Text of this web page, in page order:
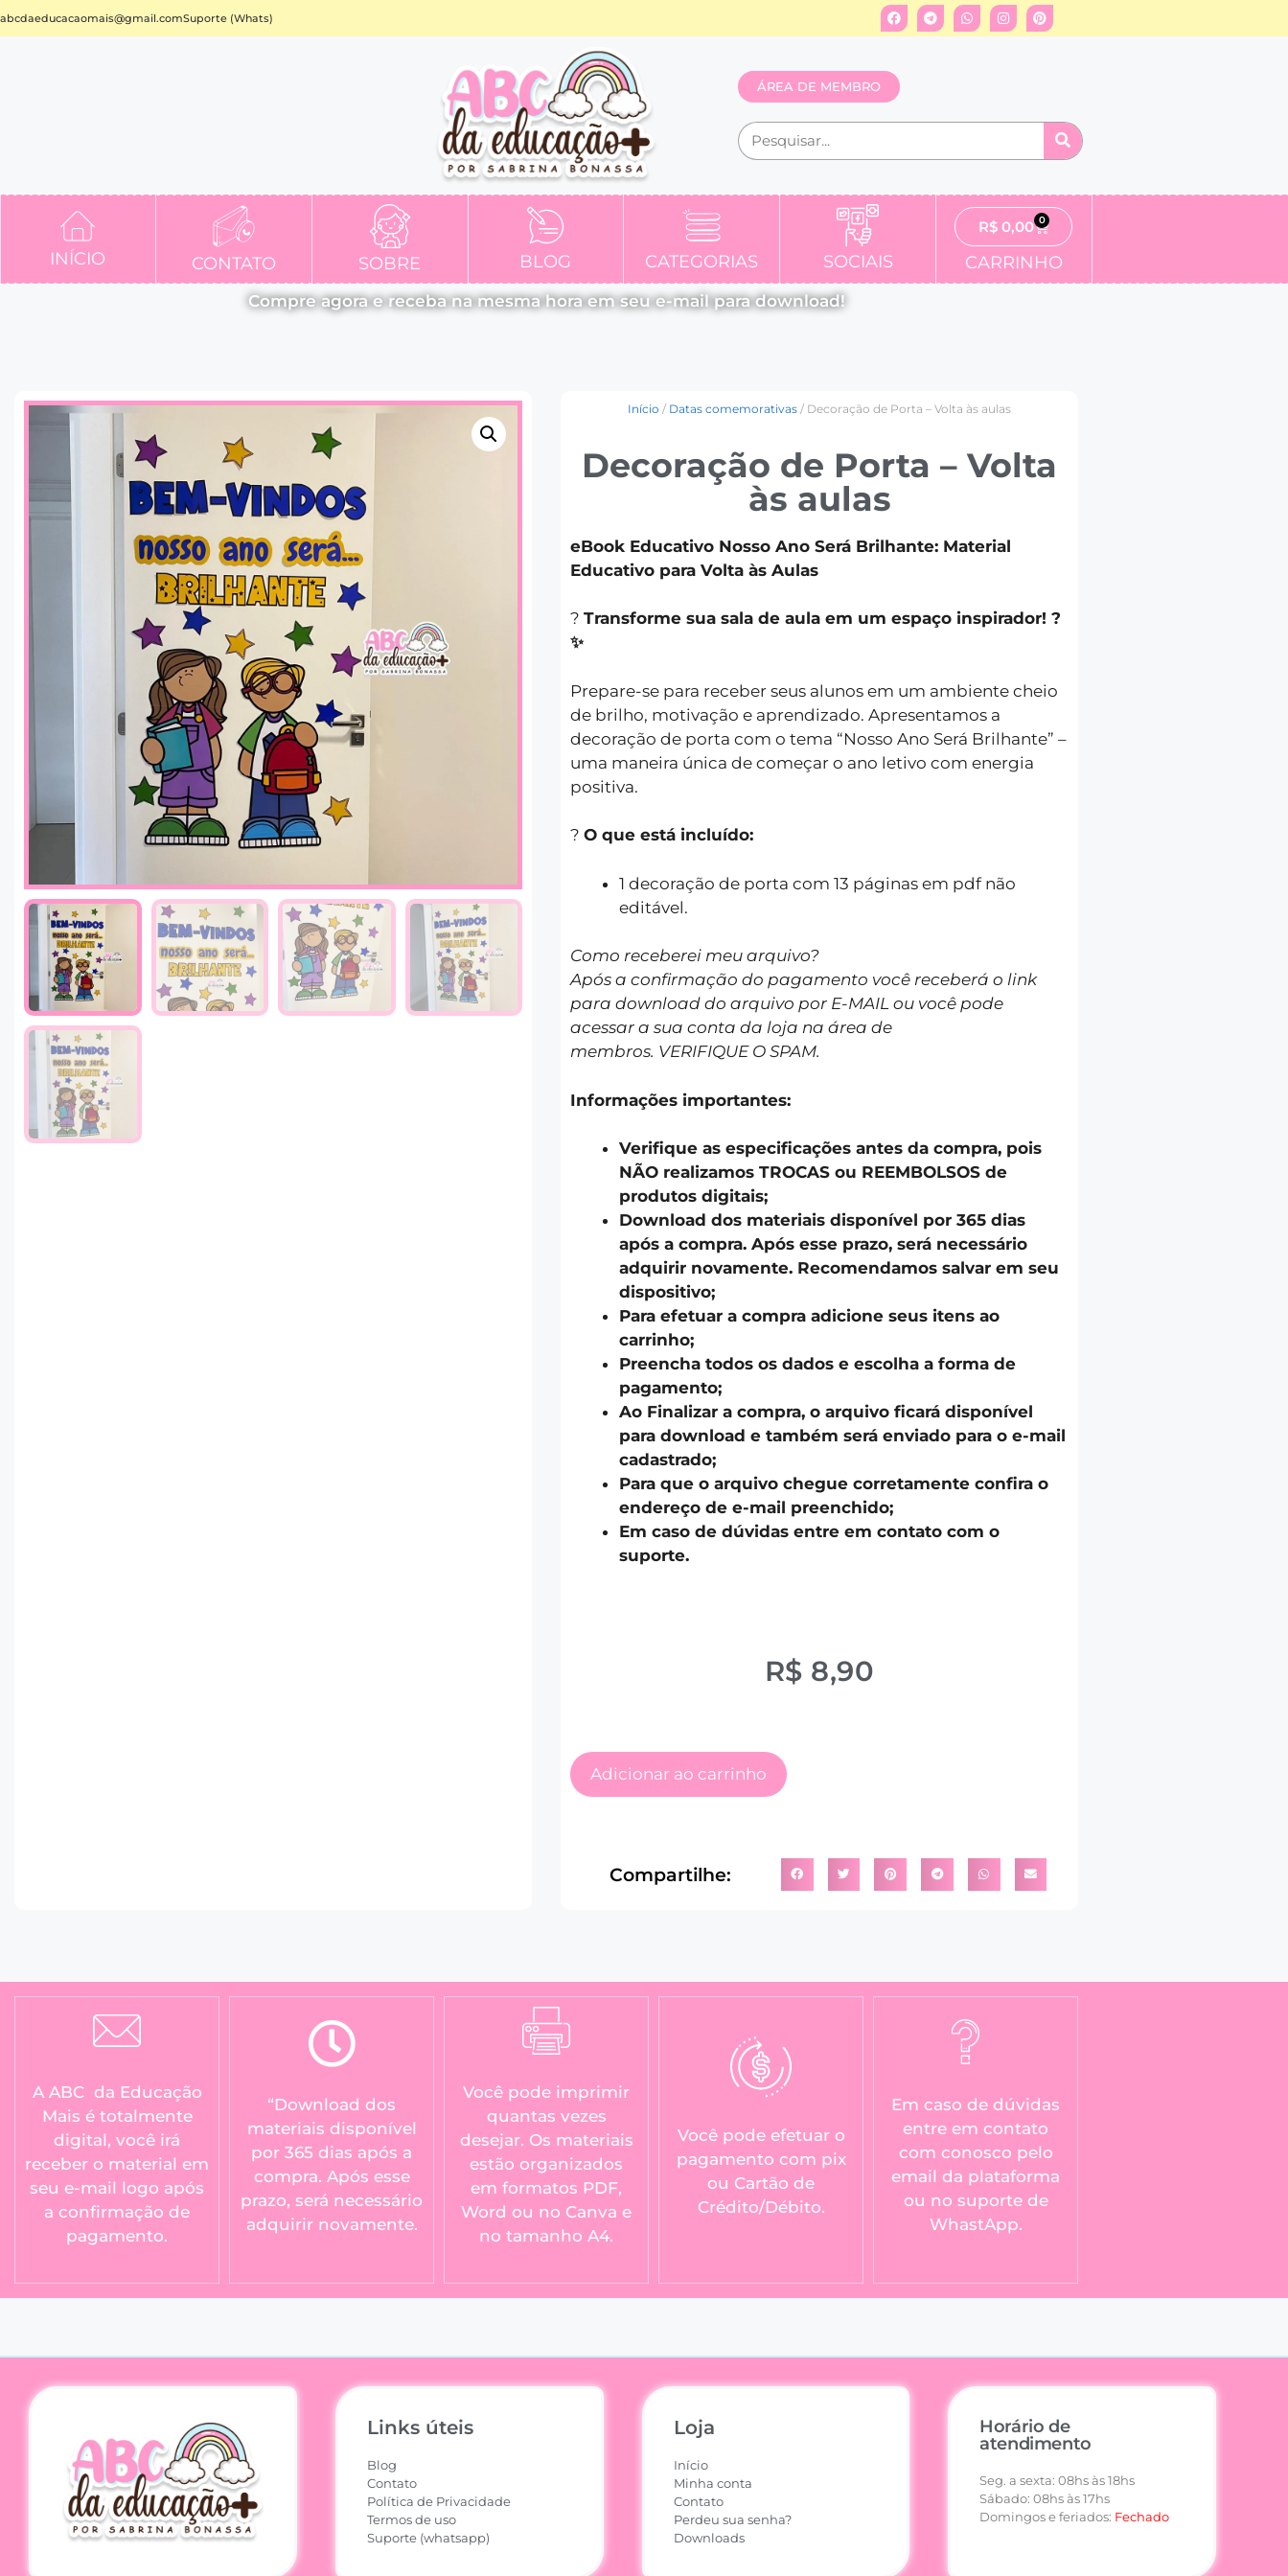
abcdaeducacaomais@gmail.comSuporte (Whats)
ÁREA DE MEMBRO
INÍCIO CONTATO SOBRE BLOG CATEGORIAS SOCIAIS
R$ 0,00 0
CARRINHO
Compre agora e receba na mesma hora em seu e-mail para download!
Início / Datas comemorativas / Decoração de Porta – Volta às aulas
Decoração de Porta – Volta
às aulas
eBook Educativo Nosso Ano Será Brilhante: Material
Educativo para Volta às Aulas
? Transforme sua sala de aula em um espaço inspirador! ?
✨
Prepare-se para receber seus alunos em um ambiente cheio
de brilho, motivação e aprendizado. Apresentamos a
decoração de porta com o tema “Nosso Ano Será Brilhante” –
uma maneira única de começar o ano letivo com energia
positiva.
? O que está incluído:
1 decoração de porta com 13 páginas em pdf não
editável.
Como receberei meu arquivo?
Após a confirmação do pagamento você receberá o link
para download do arquivo por E-MAIL ou você pode
acessar a sua conta da loja na área de
membros. VERIFIQUE O SPAM.
Informações importantes:
Verifique as especificações antes da compra, pois
NÃO realizamos TROCAS ou REEMBOLSOS de
produtos digitais;
Download dos materiais disponível por 365 dias
após a compra. Após esse prazo, será necessário
adquirir novamente. Recomendamos salvar em seu
dispositivo;
Para efetuar a compra adicione seus itens ao
carrinho;
Preencha todos os dados e escolha a forma de
pagamento;
Ao Finalizar a compra, o arquivo ficará disponível
para download e também será enviado para o e-mail
cadastrado;
Para que o arquivo chegue corretamente confira o
endereço de e-mail preenchido;
Em caso de dúvidas entre em contato com o
suporte.
R$ 8,90
Adicionar ao carrinho
Compartilhe:
A ABC da Educação
Mais é totalmente
digital, você irá
receber o material em
seu e-mail logo após
a confirmação de
pagamento.
“Download dos
materiais disponível
por 365 dias após a
compra. Após esse
prazo, será necessário
adquirir novamente.
Você pode imprimir
quantas vezes
desejar. Os materiais
estão organizados
em formatos PDF,
Word ou no Canva e
no tamanho A4.
Você pode efetuar o
pagamento com pix
ou Cartão de
Crédito/Débito.
Em caso de dúvidas
entre em contato
com conosco pelo
email da plataforma
ou no suporte de
WhastApp.
Links úteis
Blog
Contato
Política de Privacidade
Termos de uso
Suporte (whatsapp)
Loja
Início
Minha conta
Contato
Perdeu sua senha?
Downloads
Horário de
atendimento
Seg. a sexta: 08hs às 18hs
Sábado: 08hs às 17hs
Domingos e feriados: Fechado